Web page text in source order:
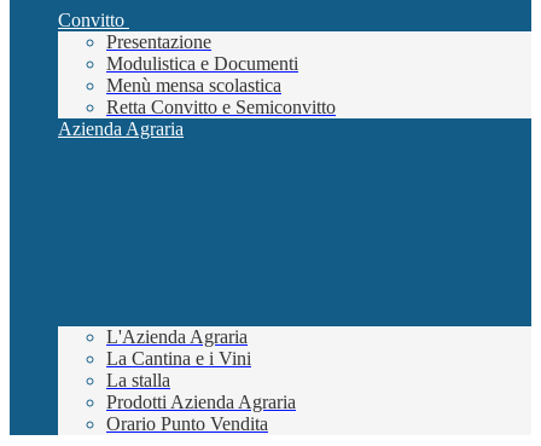
Convitto
Presentazione
Modulistica e Documenti
Menù mensa scolastica
Retta Convitto e Semiconvitto
Azienda Agraria
L'Azienda Agraria
La Cantina e i Vini
La stalla
Prodotti Azienda Agraria
Orario Punto Vendita